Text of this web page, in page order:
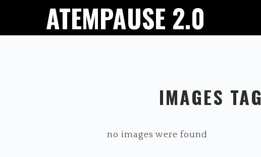
Hauptnavigation
springen
springen ATEMPAUSE 2.0
IMAGES
no images were found